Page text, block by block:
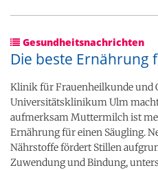
Gesundheitsnachrichten
Die beste Ernährung
Klinik für Frauenheilkunde und
Universitätsklinikum Ulm
aufmerksam Muttermilch ist
Ernährung für einen Säugling.
Nährstoffe fördert Stillen
Zuwendung und Bindung,